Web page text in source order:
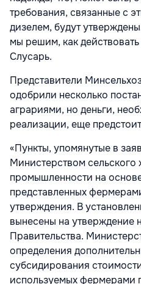
требования, связанные с
дизелем, будут
мы решим, как
Слусарь.
Представители
одобрили несколько
аграриями, но деньги,
реализации, еще
«Пункты, упомянутые в
Министерством сельского
промышленности на
представленных
утверждения. В
вынесены на утверждение
Правительства.
определения
субсидирования
используемых фермерами